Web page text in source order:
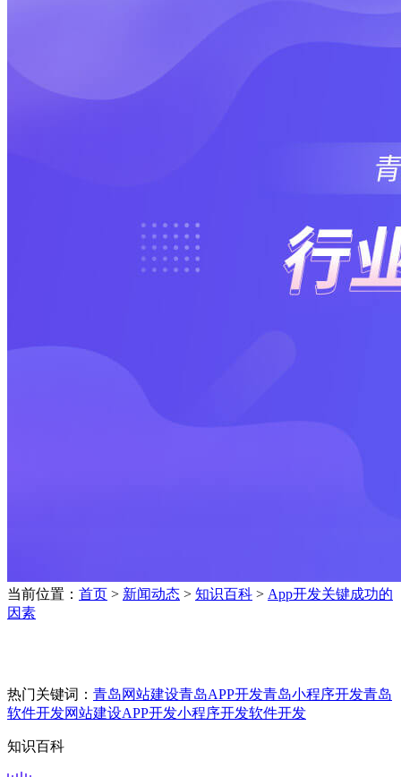
当前位置： 首页 > 新闻动态 > 知识百科 > App开发关键成功的
因素
热门关键词： 青岛网站建设青岛APP开发青岛小程序开发青岛
软件开发网站建设APP开发小程序开发软件开发
知识百科